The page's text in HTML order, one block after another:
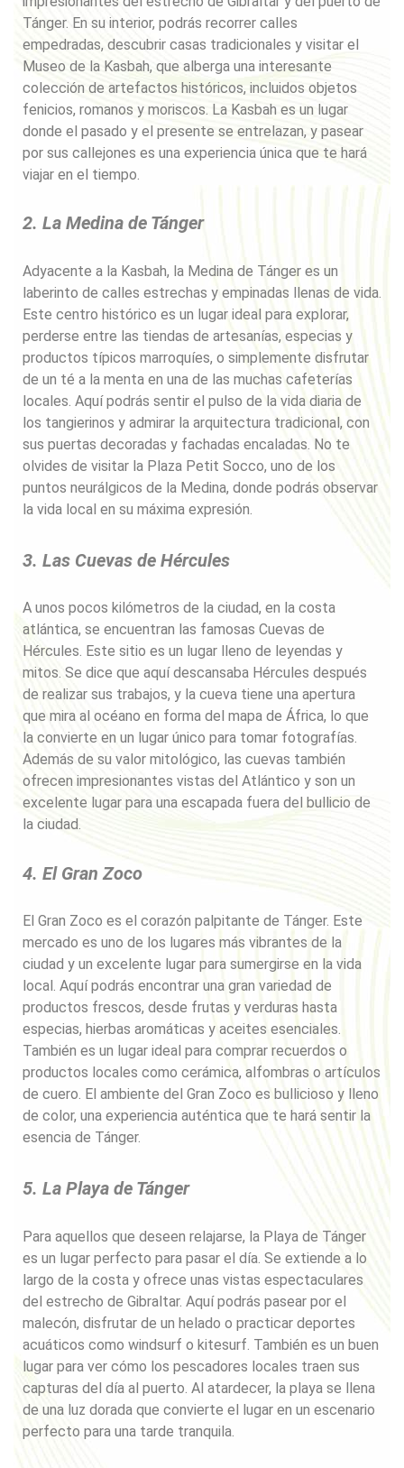
Tánger. En su interior, podrás recorrer calles
empedradas, descubrir casas tradicionales y visitar el
Museo de la Kasbah, que alberga una interesante
colección de artefactos históricos, incluidos objetos
fenicios, romanos y moriscos. La Kasbah es un lugar
donde el pasado y el presente se entrelazan, y pasear
por sus callejones es una experiencia única que te hará
viajar en el tiempo.
2. La Medina de Tánger
Adyacente a la Kasbah, la Medina de Tánger es un
laberinto de calles estrechas y empinadas llenas de vida.
Este centro histórico es un lugar ideal para explorar,
perderse entre las tiendas de artesanías, especias y
productos típicos marroquíes, o simplemente disfrutar
de un té a la menta en una de las muchas cafeterías
locales. Aquí podrás sentir el pulso de la vida diaria de
los tangierinos y admirar la arquitectura tradicional, con
sus puertas decoradas y fachadas encaladas. No te
olvides de visitar la Plaza Petit Socco, uno de los
puntos neurálgicos de la Medina, donde podrás observar
la vida local en su máxima expresión.
3. Las Cuevas de Hércules
A unos pocos kilómetros de la ciudad, en la costa
atlántica, se encuentran las famosas Cuevas de
Hércules. Este sitio es un lugar lleno de leyendas y
mitos. Se dice que aquí descansaba Hércules después
de realizar sus trabajos, y la cueva tiene una apertura
que mira al océano en forma del mapa de África, lo que
la convierte en un lugar único para tomar fotografías.
Además de su valor mitológico, las cuevas también
ofrecen impresionantes vistas del Atlántico y son un
excelente lugar para una escapada fuera del bullicio de
la ciudad.
4. El Gran Zoco
El Gran Zoco es el corazón palpitante de Tánger. Este
mercado es uno de los lugares más vibrantes de la
ciudad y un excelente lugar para sumergirse en la vida
local. Aquí podrás encontrar una gran variedad de
productos frescos, desde frutas y verduras hasta
especias, hierbas aromáticas y aceites esenciales.
También es un lugar ideal para comprar recuerdos o
productos locales como cerámica, alfombras o artículos
de cuero. El ambiente del Gran Zoco es bullicioso y lleno
de color, una experiencia auténtica que te hará sentir la
esencia de Tánger.
5. La Playa de Tánger
Para aquellos que deseen relajarse, la Playa de Tánger
es un lugar perfecto para pasar el día. Se extiende a lo
largo de la costa y ofrece unas vistas espectaculares
del estrecho de Gibraltar. Aquí podrás pasear por el
malecón, disfrutar de un helado o practicar deportes
acuáticos como windsurf o kitesurf. También es un buen
lugar para ver cómo los pescadores locales traen sus
capturas del día al puerto. Al atardecer, la playa se llena
de una luz dorada que convierte el lugar en un escenario
perfecto para una tarde tranquila.